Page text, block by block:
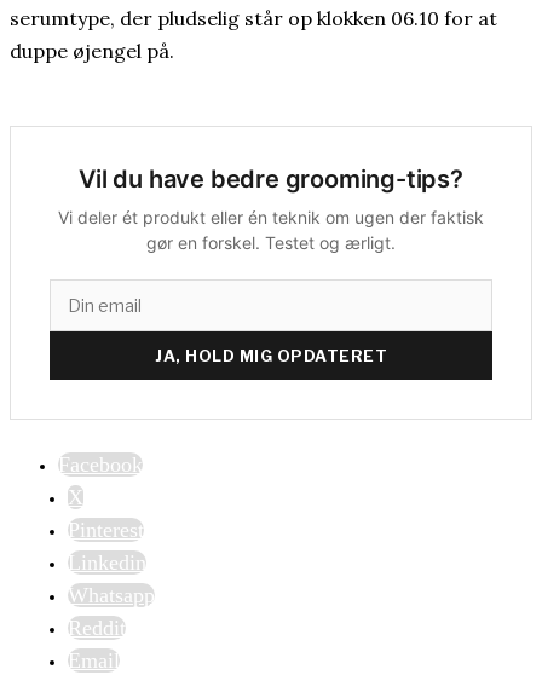
serumtype, der pludselig står op klokken 06.10 for at
duppe øjengel på.
Vil du have bedre grooming-tips?
Vi deler ét produkt eller én teknik om ugen der faktisk
gør en forskel. Testet og ærligt.
JA, HOLD MIG OPDATERET
Facebook
X
Pinterest
Linkedin
Whatsapp
Reddit
Email